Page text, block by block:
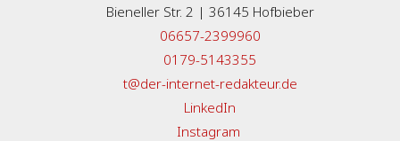
Bieneller Str. 2 | 36145 Hofbieber
06657-2399960
0179-5143355
t@der-internet-redakteur.de
LinkedIn
Instagram